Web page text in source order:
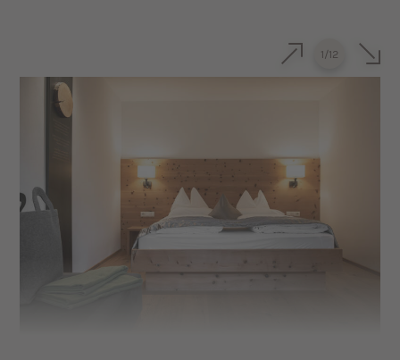
Schlafmöglichkeit genutzt werden)
Terrasse mit Dolomitenblick nach Süden
Badezimmer mit Dusche und WC
(z.T. separat), Föhn und Kosmetikspiegel
Sat-TV und Safe
Minibar auf Wunsch
1/12